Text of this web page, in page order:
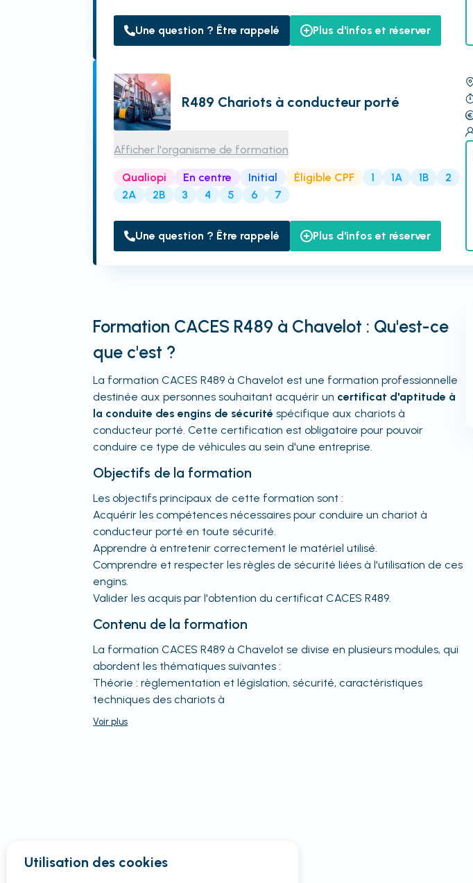
Une question ? Être rappelé Plus d'infos et réserver
R489 Chariots à conducteur porté
Afficher l'organisme de formation
Qualiopi En centre Initial Éligible CPF 1 1A 1B
2
2A
2B 3 4 5 6 7
Une question ? Être rappelé Plus d'infos et réserver
Formation CACES R489 à Chavelot : Qu'est-ce
que c'est ?
La formation CACES R489 à Chavelot est une formation professionnelle
destinée aux personnes souhaitant acquérir un certificat d'aptitude à
la conduite des engins de sécurité spécifique aux chariots à
conducteur porté. Cette certification est obligatoire pour pouvoir
conduire ce type de véhicules au sein d'une entreprise.
Objectifs de la formation
Les objectifs principaux de cette formation sont :
Acquérir les compétences nécessaires pour conduire un chariot à
conducteur porté en toute sécurité.
Apprendre à entretenir correctement le matériel utilisé.
Comprendre et respecter les règles de sécurité liées à l'utilisation de ces
engins.
Valider les acquis par l'obtention du certificat CACES R489.
Contenu de la formation
La formation CACES R489 à Chavelot se divise en plusieurs modules, qui
abordent les thématiques suivantes :
Théorie : règlementation et législation, sécurité, caractéristiques
techniques des chariots à
Voirplus
Utilisation des cookies